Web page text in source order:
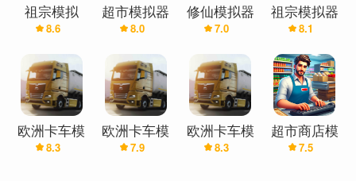
打击犯罪，征服城市
你的使命是拯救城市，使其免遭黑帮犯罪的侵袭。
每一项任务都将挑战你的极限，你将面对强大的敌
人、恶棍和首领。每一次战斗都会让你变得更强，
解锁新技能，发现隐藏的漫画式秘密。探索越多，
获得的奖励就越多，助你建立声望，最终彻底征服
犯罪。
祖宗模拟
器：传承
8.6
超市模拟器
汉化版(辅
助菜单)
8.0
修仙模拟器
7.0
祖宗模拟器
8.1
欧洲卡车模
拟器3(辅助
8.3
欧洲卡车模
拟器3魔改
7.9
欧洲卡车模
拟器3(内置
8.3
超市商店模
拟器
7.5